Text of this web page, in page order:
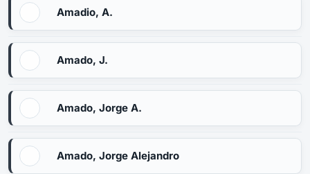
Amadio, A.
Amado, J.
Amado, Jorge A.
Amado, Jorge Alejandro